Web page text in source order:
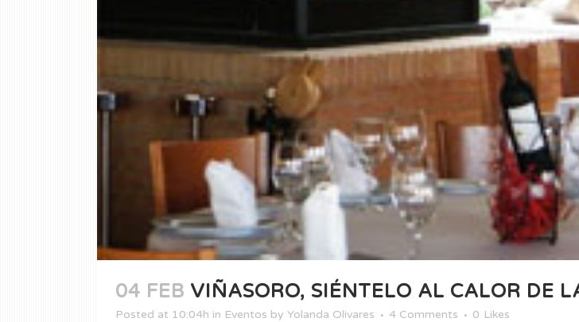
04 FEB VIÑASORO, SIÉNTELO AL CALOR DE
Posted at 10:04h in Eventos by Yolanda Olivares 4 Comments 0 Likes